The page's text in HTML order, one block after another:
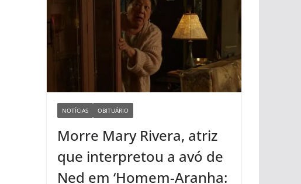
NOTÍCIAS OBITUÁRIO
Morre Mary Rivera, atriz
que interpretou a avó de
Ned em ‘Homem-Aranha: